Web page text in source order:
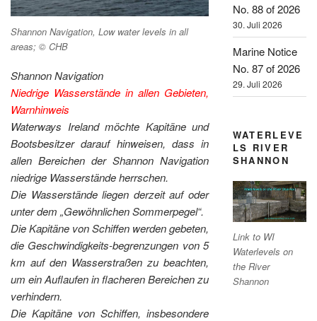
Shannon Navigation, Low water levels in all
areas; © CHB
Shannon Navigation
Niedrige Wasserstände in allen Gebieten,
Warnhinweis
Waterways Ireland möchte Kapitäne und
Bootsbesitzer darauf hinweisen, dass in
allen Bereichen der Shannon Navigation
niedrige Wasserstände herrschen.
Die Wasserstände liegen derzeit auf oder
unter dem „Gewöhnlichen Sommerpegel“.
Die Kapitäne von Schiffen werden gebeten,
die Geschwindigkeits-begrenzungen von 5
km auf den Wasserstraßen zu beachten,
um ein Auflaufen in flacheren Bereichen zu
verhindern.
Die Kapitäne von Schiffen, insbesondere
No. 88 of 2026
30. Juli 2026
Marine Notice
No. 87 of 2026
29. Juli 2026
WATERLEVE
LS RIVER
SHANNON
Link to WI
Waterlevels on
the River
Shannon